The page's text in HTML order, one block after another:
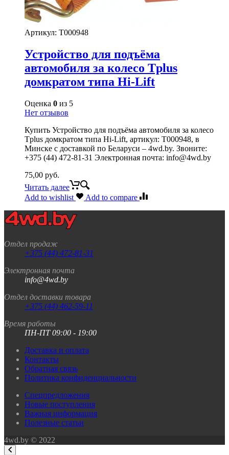
Артикул: Т000948
Устройство для подъёма
автомобиля за колесо Tplus
домкратом типа Hi-Lift
Оценка 0 из 5
Нет отзывов
Купить Устройство для подъёма автомобиля за колесо
Tplus домкратом типа Hi-Lift, артикул: Т000948, в
Минске с доставкой по Беларуси – 4wd.by. Звоните:
+375 (44) 472-81-31 Электронная почта: info@4wd.by
75,00 руб.
Читать далее
Add to wishlist
Add to compare
Отдел продаж
+375 (44) 472-81-31
Электронная почта
info@4wd.by
Отдел доставки товара
+375 (44) 462-59-11
Время работы
ПН-ПТ 09:00 - 19:00
Доставка и оплата
Контакты
Обратная связь
Политика конфиденциальности
Спецпредложения
Новые поступления
Важная информация
Полезные статьи
4wd.by © 2022